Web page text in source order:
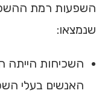
השפעות רמת
שנמצאו:
האנשים בעלי